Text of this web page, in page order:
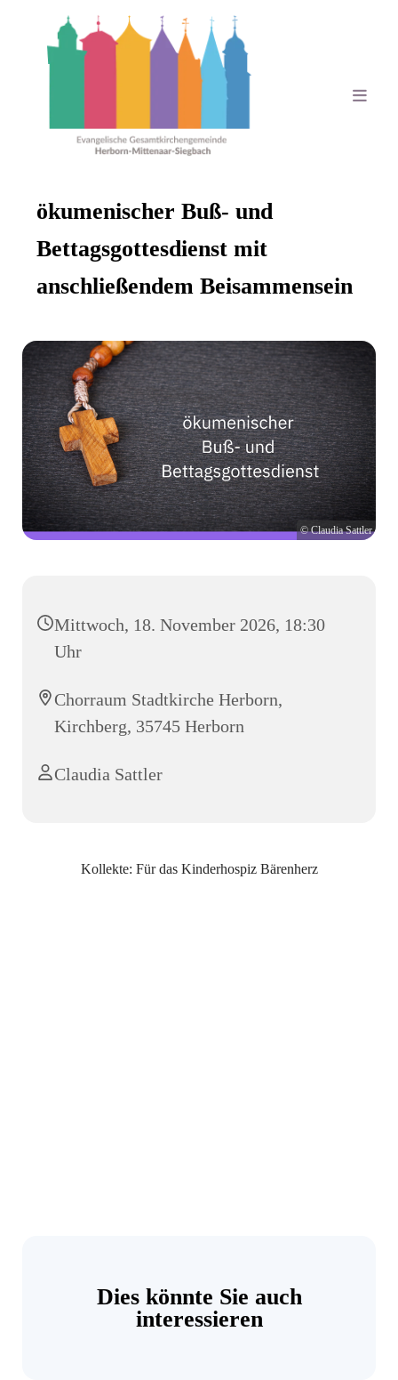
ökumenischer Buß- und
Bettagsgottesdienst mit
anschließendem Beisammensein
© Claudia Sattler
Mittwoch, 18. November 2026, 18:30
Uhr
Chorraum Stadtkirche Herborn,
Kirchberg, 35745 Herborn
Claudia Sattler
Kollekte: Für das Kinderhospiz Bärenherz
Dies könnte Sie auch
interessieren